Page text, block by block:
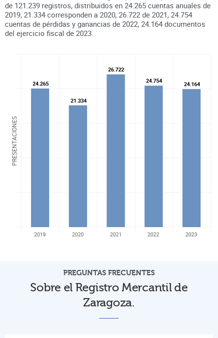
de 121.239 registros, distribuidos en 24.265 cuentas anuales de
2019, 21.334 corresponden a 2020, 26.722 de 2021, 24.754
cuentas de pérdidas y ganancias de 2022, 24.164 documentos
del ejercicio fiscal de 2023
PRESENTACIONES
24.265
24.265
21.334
21.334
26.722
26.722
24.754
24.754 24.164
24.164
2019 2020 2021 2022 2023
PREGUNTAS FRECUENTES
Sobre el Registro Mercantil de
Zaragoza.